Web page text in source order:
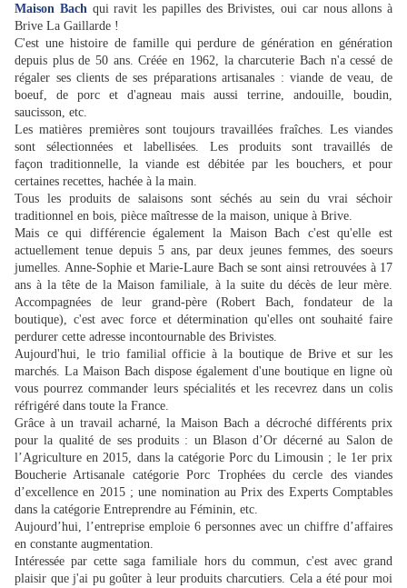
Maison Bachqui ravit les papilles des Brivistes, oui car nous allons à
Brive La Gaillarde !
C'est une histoire de famille qui perdure de génération en génération
depuis plus de 50 ans. Créée en 1962, la charcuterie Bach n'a cessé de
régaler ses clients de ses préparations artisanales : viande de veau, de
boeuf, de porc et d'agneau mais aussi terrine, andouille, boudin,
saucisson, etc.
Les matières premières sont toujours travaillées fraîches. Les viandes
sont sélectionnées et labellisées. Les produits sont travaillés de
façon traditionnelle, la viande est débitée par les bouchers, et pour
certaines recettes, hachée à la main.
Tous les produits de salaisons sont séchés au sein du vrai séchoir
traditionnel en bois, pièce maîtresse de la maison, unique à Brive.
Mais ce qui différencie également la Maison Bach c'est qu'elle est
actuellement tenue depuis 5 ans, par deux jeunes femmes, des soeurs
jumelles. Anne-Sophie et Marie-Laure Bach se sont ainsi retrouvées à 17
ans à la tête de la Maison familiale, à la suite du décès de leur mère.
Accompagnées de leur grand-père (Robert Bach, fondateur de la
boutique), c'est avec force et détermination qu'elles ont souhaité faire
perdurer cette adresse incontournable des Brivistes.
Aujourd'hui, le trio familial officie à la boutique de Brive et sur les
marchés. La Maison Bach dispose également d'une boutique en ligne où
vous pourrez commander leurs spécialités et les recevrez dans un colis
réfrigéré dans toute la France.
Grâce à un travail acharné, la Maison Bach a décroché différents prix
pour la qualité de ses produits : un Blason d’Or décerné au Salon de
l’Agriculture en 2015, dans la catégorie Porc du Limousin ; le 1er prix
Boucherie Artisanale catégorie Porc Trophées du cercle des viandes
d’excellence en 2015 ; une nomination au Prix des Experts Comptables
dans la catégorie Entreprendre au Féminin, etc.
Aujourd’hui, l’entreprise emploie 6 personnes avec un chiffre d’affaires
en constante augmentation.
Intéressée par cette saga familiale hors du commun, c'est avec grand
plaisir que j'ai pu goûter à leur produits charcutiers. Cela a été pour moi